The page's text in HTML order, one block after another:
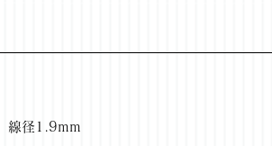
線径1.9mm